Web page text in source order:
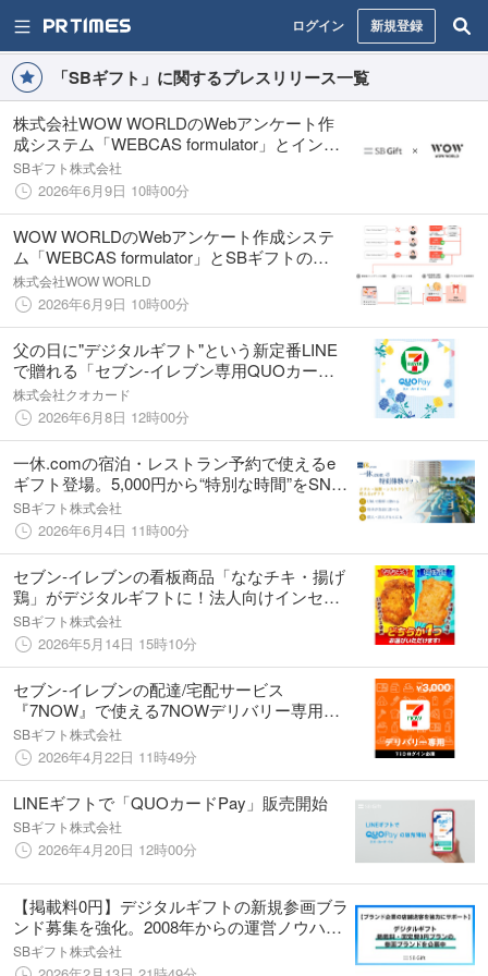
ログイン 新規登録
「SBギフト」に関するプレスリリース一覧
株式会社WOW WORLDのWebアンケート作
成システム「WEBCAS formulator」とインス
タントウィンシステム「Webキャンペーンシ
ステム」を連携
SBギフト株式会社
2026年6月9日 10時00分
WOW WORLDのWebアンケート作成システ
ム「WEBCAS formulator」とSBギフトの
「Webキャンペーンシステム（インスタント
ウィン機能）」が連携
株式会社WOW WORLD
2026年6月9日 10時00分
父の日に"デジタルギフト"という新定番LINE
で贈れる「セブン‐イレブン専用QUOカード
Pay」に花柄の限定デザインが登場
株式会社クオカード
2026年6月8日 12時00分
一休.comの宿泊・レストラン予約で使えるe
ギフト登場。5,000円から“特別な時間”をSNS
で贈れる「一休.comで使えるクーポン」を販
売開始
SBギフト株式会社
2026年6月4日 11時00分
セブン‐イレブンの看板商品「ななチキ・揚げ
鶏」がデジタルギフトに！法人向けインセン
ティブ需要に応えラインアップを拡充
SBギフト株式会社
2026年5月14日 15時10分
セブン‐イレブンの配達/宅配サービス
『7NOW』で使える7NOWデリバリー専用ク
ーポンを「LINEギフト」にて販売開始
SBギフト株式会社
2026年4月22日 11時49分
LINEギフトで「QUOカードPay」販売開始
SBギフト株式会社
2026年4月20日 12時00分
【掲載料0円】デジタルギフトの新規参画ブラ
ンド募集を強化。2008年からの運営ノウハウ
で、全国の店舗への送客とブランド認知拡大
を支援
SBギフト株式会社